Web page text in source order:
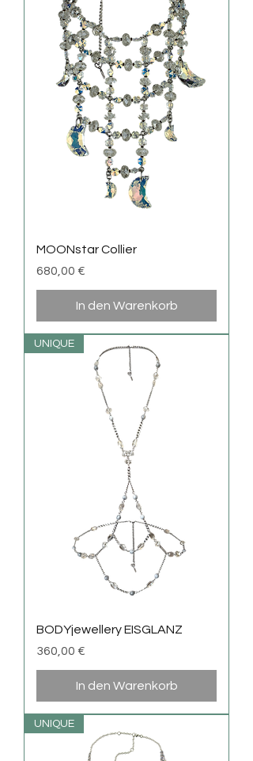
MOONstar Collier
Preis
680,00 €
In den Warenkorb
UNIQUE
BODYjewellery EISGLANZ
Preis
360,00 €
In den Warenkorb
UNIQUE